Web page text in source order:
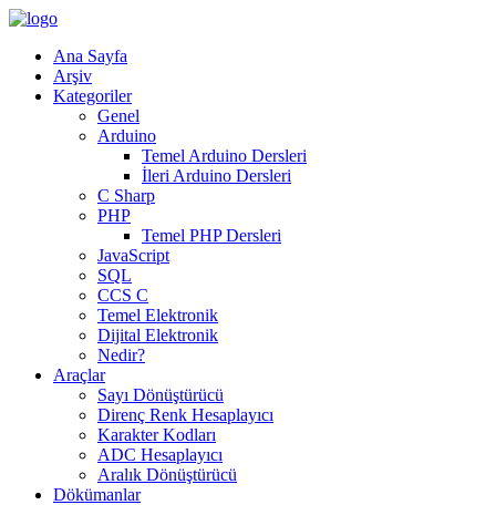
Ana Sayfa
Arşiv
Kategoriler
Genel
Arduino
Temel Arduino Dersleri
İleri Arduino Dersleri
C Sharp
PHP
Temel PHP Dersleri
JavaScript
SQL
CCS C
Temel Elektronik
Dijital Elektronik
Nedir?
Araçlar
Sayı Dönüştürücü
Direnç Renk Hesaplayıcı
Karakter Kodları
ADC Hesaplayıcı
Aralık Dönüştürücü
Dökümanlar